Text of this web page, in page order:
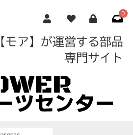
0
モア】が運営する部品
専門サイト